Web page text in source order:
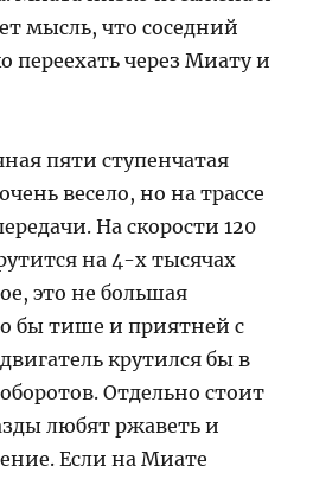
мысль, что соседний
переехать через Миату и
пяти ступенчатая
весело, но на трассе
На скорости 120
на 4-х тысячах
это не большая
бы тише и приятней с
крутился бы в
Отдельно стоит
любят ржаветь и
Если на Миате